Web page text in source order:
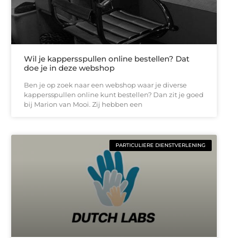
Wil je kappersspullen online bestellen? Dat
doe je in deze webshop
Ben je op zoek naar een webshop waar je diverse
kappersspullen online kunt bestellen? Dan zit je goed
bij Marion van Mooi. Zij hebben een
PARTICULIERE DIENSTVERLENING